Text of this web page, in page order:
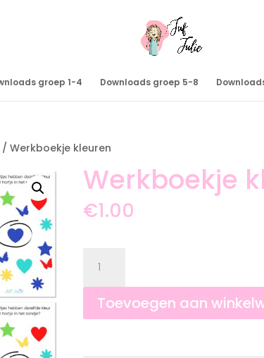
groep 1-4 Downloads groep 5-8
/ Werkboekje kleuren
Werkboekje
€1.00
kleuren
aantal
Toevoegen aan